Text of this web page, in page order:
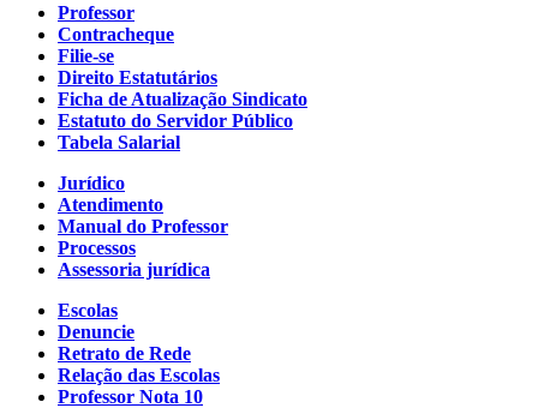
Professor
Contracheque
Filie-se
Direito Estatutários
Ficha de Atualização Sindicato
Estatuto do Servidor Público
Tabela Salarial
Jurídico
Atendimento
Manual do Professor
Processos
Assessoria jurídica
Escolas
Denuncie
Retrato de Rede
Relação das Escolas
Professor Nota 10